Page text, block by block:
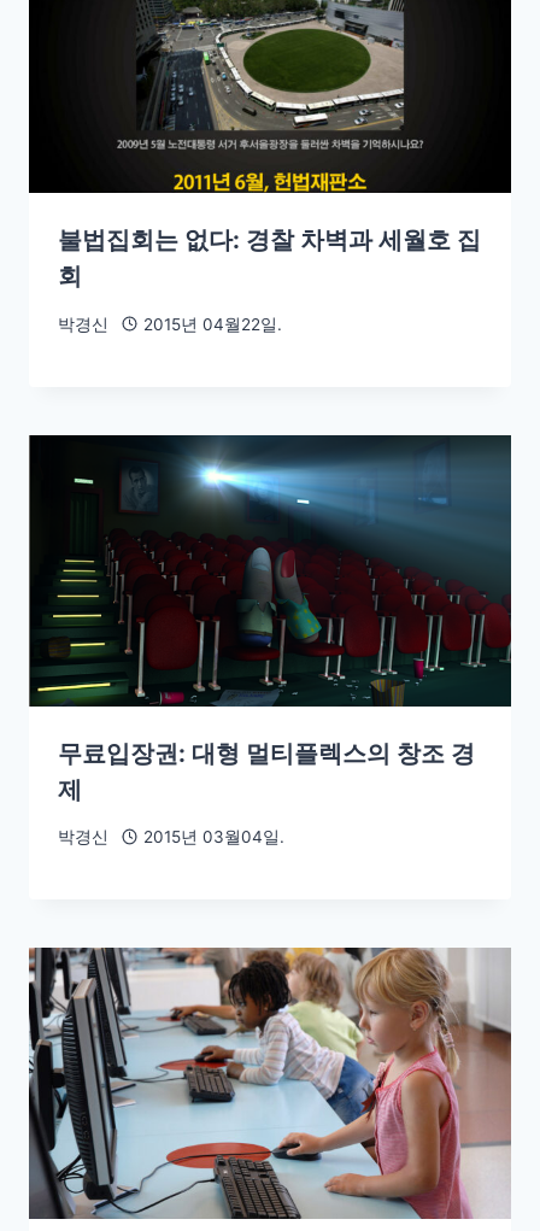
불법집회는 없다: 경찰 차벽과 세월호 집
회
박경신 2015년 04월22일.
무료입장권: 대형 멀티플렉스의 창조 경
제
박경신 2015년 03월04일.